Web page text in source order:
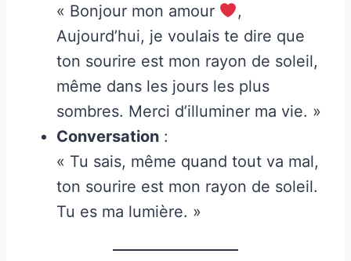
« Bonjour mon amour
,
Aujourd’hui, je voulais te dire que
ton sourire est mon rayon de soleil,
même dans les jours les plus
sombres. Merci d’illuminer ma vie. »
Conversation :
« Tu sais, même quand tout va mal,
ton sourire est mon rayon de soleil.
Tu es ma lumière. »